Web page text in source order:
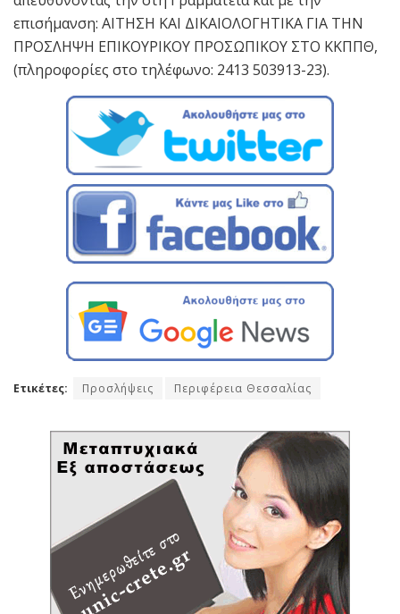
επισήμανση: ΑΙΤΗΣΗ ΚΑΙ ΔΙΚΑΙΟΛΟΓΗΤΙΚΑ ΓΙΑ ΤΗΝ
ΠΡΟΣΛΗΨΗ ΕΠΙΚΟΥΡΙΚΟΥ ΠΡΟΣΩΠΙΚΟΥ ΣΤΟ ΚΚΠΠΘ,
(πληροφορίες στο τηλέφωνο: 2413 503913-23).
Ετικέτες: Προσλήψεις Περιφέρεια Θεσσαλίας